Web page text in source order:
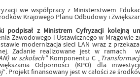
we współpracy z Ministerstwem
Krajowego Planu Odbudowy i
podpisał z Ministrem Cyfryzacji kolejną
Zawodowego i Ustawicznego w Mrągowie
modernizacja sieci LAN wraz z
Zadanie realizowane jest w ramach
w szkołach” Komponentu C „
Odporności (KPO) dla
”. Projekt finansowany jest w całości ze